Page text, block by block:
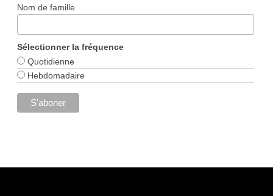
Nom de famille
Sélectionner la fréquence
Quotidienne
Hebdomadaire